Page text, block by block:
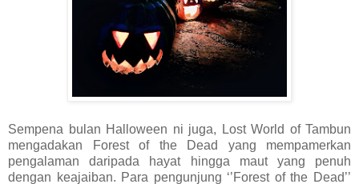
Sempena bulan Halloween ni juga, Lost World of Tambun
mengadakan Forest of the Dead yang mempamerkan
pengalaman daripada hayat hingga maut yang penuh
dengan keajaiban. Para pengunjung ‘’Forest of the Dead’’